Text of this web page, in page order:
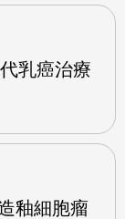
乳癌治療
釉細胞瘤